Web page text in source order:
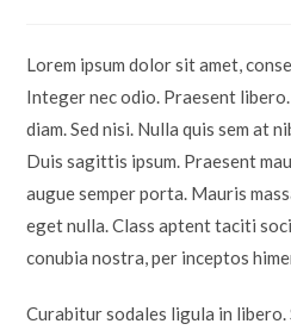
Lorem ipsum dolor sit amet,
Integer nec odio. Praesent
diam. Sed nisi. Nulla quis sem at
Duis sagittis ipsum. Praesent
augue semper porta. Mauris
eget nulla. Class aptent taciti
conubia nostra, per inceptos
Curabitur sodales ligula in libero.